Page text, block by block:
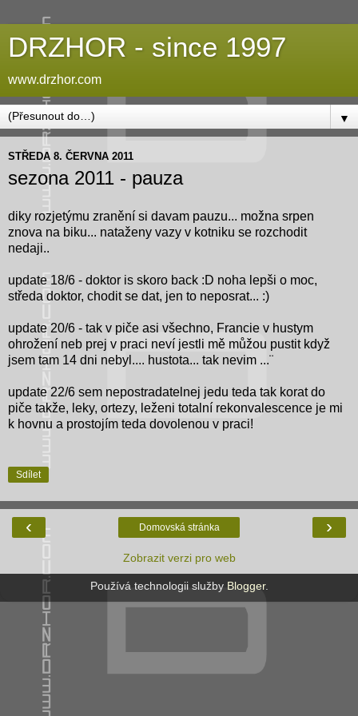
DRZHOR - since 1997
www.drzhor.com
▼
STŘEDA 8. ČERVNA 2011
sezona 2011 - pauza
diky rozjetýmu zranění si davam pauzu... možna srpen
znova na biku... nataženy vazy v kotniku se rozchodit
nedaji..
update 18/6 - doktor is skoro back :D noha lepši o moc,
středa doktor, chodit se dat, jen to neposrat... :)
update 20/6 - tak v piče asi všechno, Francie v hustym
ohrožení neb prej v praci neví jestli mě můžou pustit když
jsem tam 14 dni nebyl.... hustota... tak nevim ...¨
update 22/6 sem nepostradatelnej jedu teda tak korat do
piče takže, leky, ortezy, leženi totalní rekonvalescence je mi
k hovnu a prostojím teda dovolenou v praci!
Sdílet
‹ ›
Domovská stránka
Zobrazit verzi pro web
Používá technologii služby Blogger.